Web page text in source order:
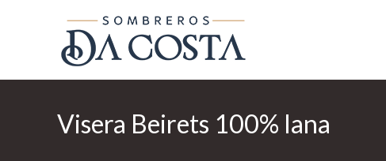
Visera Beirets 100% lana